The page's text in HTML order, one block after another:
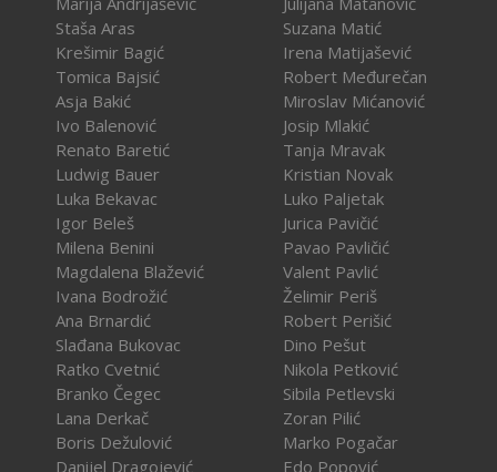
Staša Aras
Krešimir Bagić
Tomica Bajsić
Asja Bakić
Ivo Balenović
Renato Baretić
Ludwig Bauer
Luka Bekavac
Igor Beleš
Milena Benini
Magdalena Blažević
Ivana Bodrožić
Ana Brnardić
Slađana Bukovac
Ratko Cvetnić
Branko Čegec
Lana Derkač
Boris Dežulović
Danijel Dragojević
Suzana Matić
Irena Matijašević
Robert Međurečan
Miroslav Mićanović
Josip Mlakić
Tanja Mravak
Kristian Novak
Luko Paljetak
Jurica Pavičić
Pavao Pavličić
Valent Pavlić
Želimir Periš
Robert Perišić
Dino Pešut
Nikola Petković
Sibila Petlevski
Zoran Pilić
Marko Pogačar
Edo Popović